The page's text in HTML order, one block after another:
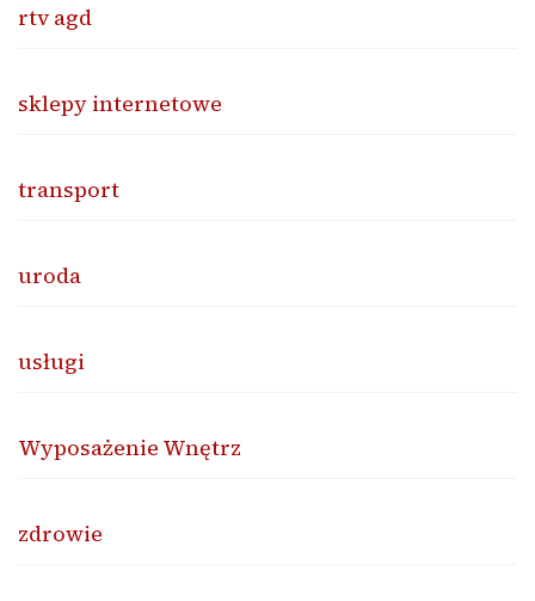
rtv agd
sklepy internetowe
transport
uroda
usługi
Wyposażenie Wnętrz
zdrowie